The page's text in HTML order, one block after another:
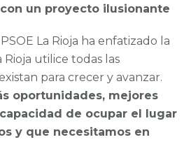
un proyecto ilusionante
La Rioja ha enfatizado la
utilice todas las
para crecer y avanzar.
oportunidades, mejores
de ocupar el lugar
y que necesitamos en